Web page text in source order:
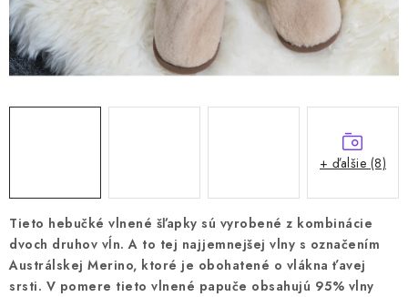
Tieto hebučké vlnené šľapky sú vyrobené z kombinácie
dvoch druhov vĺn. A to tej najjemnejšej vlny s označením
Austrálskej Merino, ktoré je obohatené o vlákna ťavej
srsti. V pomere tieto vlnené papuče obsahujú 95% vlny
+ ďalšie (8)